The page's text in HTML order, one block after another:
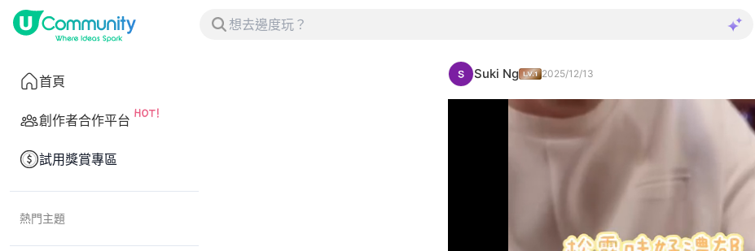
首頁
創作者合作平台
試用獎賞專區
熱門主題
Suki Ng 2025/12/13